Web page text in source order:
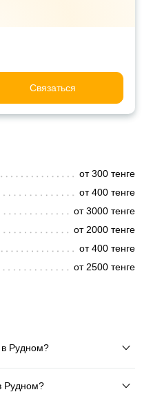
Связаться
от 300 тенге
от 400 тенге
от 3000 тенге
от 2000 тенге
от 400 тенге
от 2500 тенге
в Рудном?
Рудном?